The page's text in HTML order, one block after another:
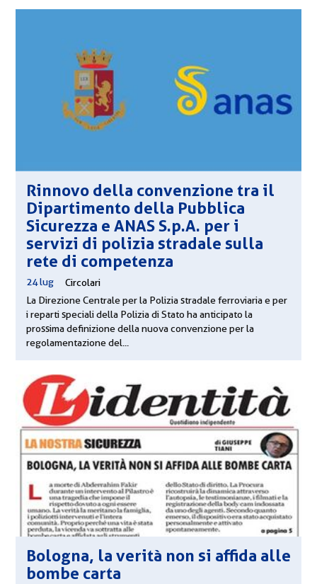
Rinnovo della convenzione tra il
Dipartimento della Pubblica
Sicurezza e ANAS S.p.A. per i
servizi di polizia stradale sulla
rete di competenza
24 lug
Circolari
La Direzione Centrale per la Polizia stradale ferroviaria e per
i reparti speciali della Polizia di Stato ha anticipato la
prossima definizione della nuova convenzione per la
regolamentazione del...
Bologna, la verità non si affida alle
bombe carta